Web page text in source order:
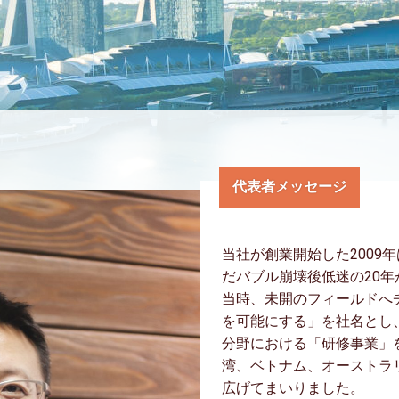
代表者メッセージ
当社が創業開始した2009
だバブル崩壊後低迷の20
当時、未開のフィールド
を可能にする」を社名と
分野における「研修事業
湾、ベトナム、オースト
広げてまいりました。